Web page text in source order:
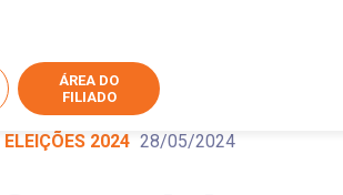
ÁREA DO
FILIADO
ELEIÇÕES 2024 28/05/2024